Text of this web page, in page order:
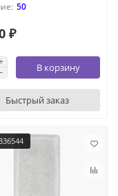
50
₽
В корзину
Быстрый заказ